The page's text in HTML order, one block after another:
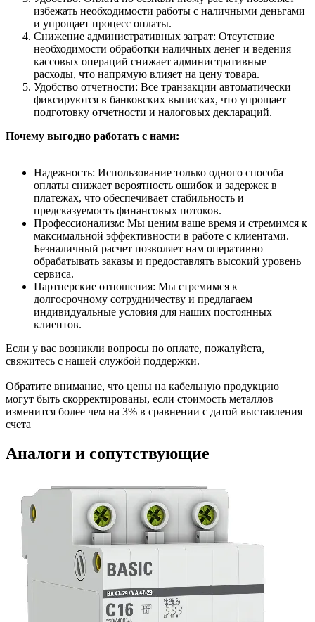
избежать необходимости работы с наличными деньгами
и упрощает процесс оплаты.
Снижение административных затрат: Отсутствие
необходимости обработки наличных денег и ведения
кассовых операций снижает административные
расходы, что напрямую влияет на цену товара.
Удобство отчетности: Все транзакции автоматически
фиксируются в банковских выписках, что упрощает
подготовку отчетности и налоговых деклараций.
Почему выгодно работать с нами:
Надежность: Использование только одного способа
оплаты снижает вероятность ошибок и задержек в
платежах, что обеспечивает стабильность и
предсказуемость финансовых потоков.
Профессионализм: Мы ценим ваше время и стремимся к
максимальной эффективности в работе с клиентами.
Безналичный расчет позволяет нам оперативно
обрабатывать заказы и предоставлять высокий уровень
сервиса.
Партнерские отношения: Мы стремимся к
долгосрочному сотрудничеству и предлагаем
индивидуальные условия для наших постоянных
клиентов.
Если у вас возникли вопросы по оплате, пожалуйста,
свяжитесь с нашей службой поддержки.
Обратите внимание, что цены на кабельную продукцию
могут быть скорректированы, если стоимость металлов
изменится более чем на 3% в сравнении с датой выставления
счета
Аналоги и сопутствующие